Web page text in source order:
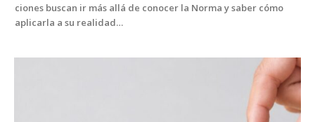
ciones bus­can ir más allá de cono­cer la Nor­ma y saber cómo
apli­car­la a su real­i­dad…